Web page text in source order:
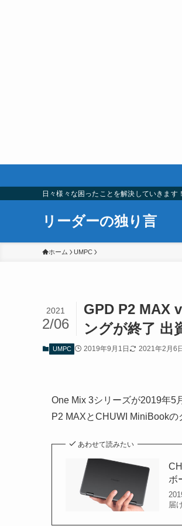
日々様々な困ったことを解決していきます
リーダーの独り言
ホーム UMPC
GPD P2 MAX
ングが終了 出
2021
2/06
UMPC 2019年9月1日 2021年2月6日
One Mix 3シリーズが2019年5
P2 MAXとCHUWI MiniBookの
あわせて読みたい
ボ
届